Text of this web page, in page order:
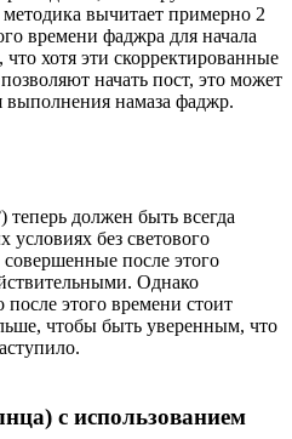
вычитает примерно 2
времени фаджра для начала
хотя эти скорректированные
начать пост, это может
намаза фаджр.
должен быть всегда
без светового
после этого
Однако
после этого времени стоит
чтобы быть уверенным, что
с использованием